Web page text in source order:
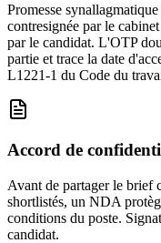
Promesse
contresignée par le
par le candidat. L'OTP
partie et trace la date
L1221-1 du Code du
Accord de
Avant de partager le brief
shortlistés, un NDA
conditions du poste.
candidat.